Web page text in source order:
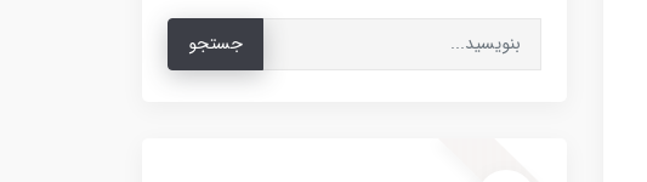
جستجو